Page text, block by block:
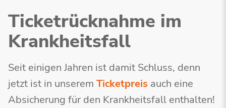
Ticketrücknahme im
Krankheitsfall
Seit einigen Jahren ist damit Schluss, denn
jetzt ist in unserem Ticketpreis auch eine
Absicherung für den Krankheitsfall enthalten!